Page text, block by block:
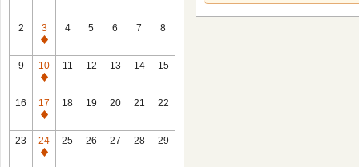
2
3
休
館
日
4 5 6 7 8
9
10
休
館
日
11 12 13 14 15
16
17
休
館
日
18 19 20 21 22
23
24
休
25 26 27 28 29